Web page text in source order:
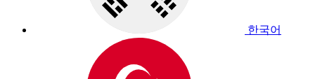
한국어